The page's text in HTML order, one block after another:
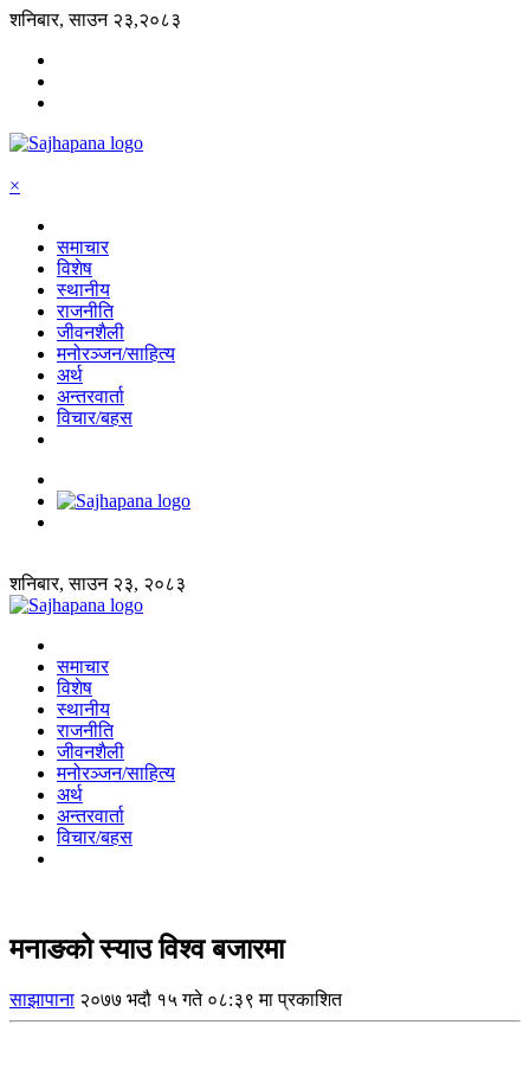
शनिबार, साउन २३,२०८३
×
समाचार
विशेष
स्थानीय
राजनीति
जीवनशैली
मनोरञ्जन/साहित्य
अर्थ
अन्तरवार्ता
विचार/बहस
शनिबार, साउन २३, २०८३
समाचार
विशेष
स्थानीय
राजनीति
जीवनशैली
मनोरञ्जन/साहित्य
अर्थ
अन्तरवार्ता
विचार/बहस
मनाङको स्याउ विश्व बजारमा
साझापाना २०७७ भदौ १५ गते ०८:३९ मा प्रकाशित